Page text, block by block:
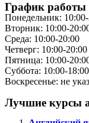
График работы
Понедельник:
Вторник: 10:00-
Среда: 10:00-20:00
Четверг: 10:00-20:00
Пятница: 10:00-
Суббота: 10:00-18:00
Воскресенье: не
Лучшие курсы